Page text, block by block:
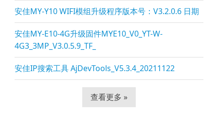
安佳MY-Y10 WIFI模组升级程序版本号：V3.2.0.6 日期
安佳MY-E10-4G升级固件MYE10_V0_YT-W-
4G3_3MP_V3.0.5.9_TF_
安佳IP搜索工具 AjDevTools_V5.3.4_20211122
查看更多 »